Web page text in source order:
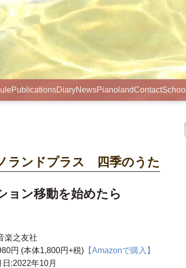
PublicationsDiaryNewsPianolandContactSchool
ランドプラス 四季のうた
ョン移動を始めたら
楽之友社
円 (本体1,800円+税) 【Amazonで購入】
:2022年10月